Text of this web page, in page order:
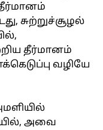
சுற்றுச்சூழல்
தீர்மானம்
வழியே
அவை